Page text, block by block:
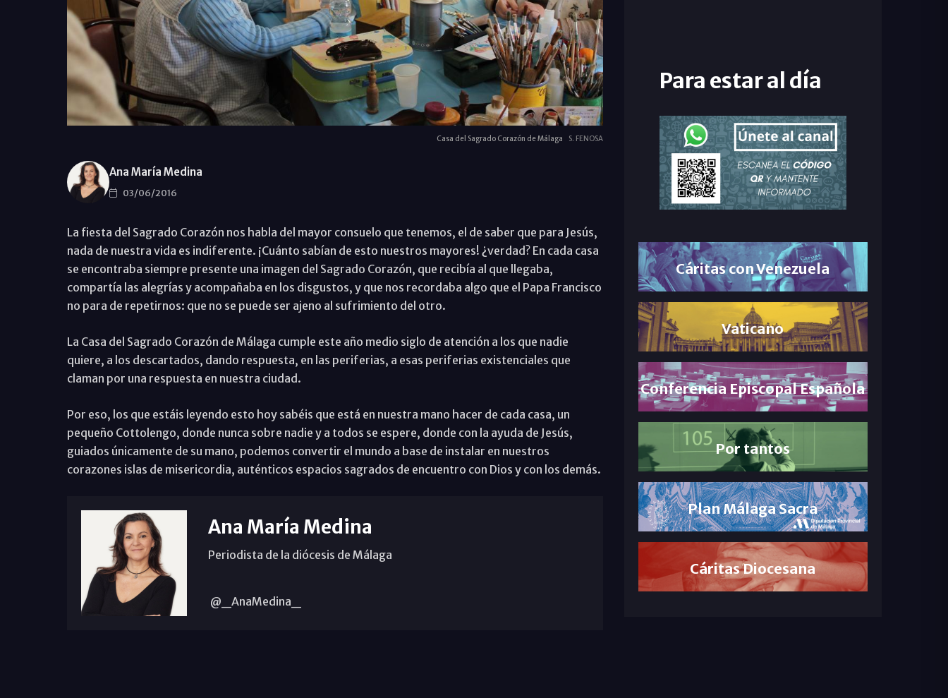
Casa del Sagrado Corazón de Málaga S. FENOSA
Ana María Medina
03/06/2016
La fiesta del Sagrado Corazón nos habla del mayor consuelo que tenemos, el de saber que para Jesús,
nada de nuestra vida es indiferente. ¡Cuánto sabían de esto nuestros mayores! ¿verdad? En cada casa
se encontraba siempre presente una imagen del Sagrado Corazón, que recibía al que llegaba,
compartía las alegrías y acompañaba en los disgustos, y que nos recordaba algo que el Papa Francisco
no para de repetirnos: que no se puede ser ajeno al sufrimiento del otro.
La Casa del Sagrado Corazón de Málaga cumple este año medio siglo de atención a los que nadie
quiere, a los descartados, dando respuesta, en las periferias, a esas periferias existenciales que
claman por una respuesta en nuestra ciudad.
Por eso, los que estáis leyendo esto hoy sabéis que está en nuestra mano hacer de cada casa, un
pequeño Cottolengo, donde nunca sobre nadie y a todos se espere, donde con la ayuda de Jesús,
guiados únicamente de su mano, podemos convertir el mundo a base de instalar en nuestros
corazones islas de misericordia, auténticos espacios sagrados de encuentro con Dios y con los demás.
Ana María Medina
Periodista de la diócesis de Málaga
@_AnaMedina_
Para estar al día
Cáritas con Venezuela
Vaticano
Conferencia Episcopal Española
Por tantos
Plan Málaga Sacra
Cáritas Diocesana